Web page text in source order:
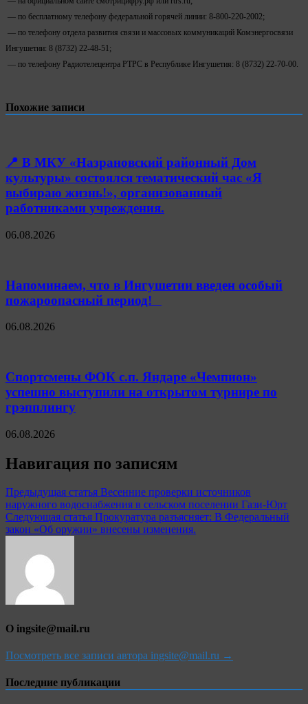
— по бесплатному телефону федеральной горячей линии: 8-800-220-2002;
— по телефону отдела развития связи и массовых коммуникаций Комэнергосвязи
Ингушетии: 8 (8732) 22-48-51;
— по телефону Радиотелецентра РТРС в Республике Ингушетия: 8 (8732) 22-70-00.
Похожие записи
📍 В МКУ «Назрановский районный Дом
культуры» состоялся тематический час «Я
выбираю жизнь!», организованный
работниками учреждения.
06.08.2026
Напоминаем, что в Ингушетии введен особый
пожароопасный период!⁣⁣⠀
06.08.2026
Спортсмены ФОК с.п. Яндаре «Чемпион»
успешно выступили на открытом турнире по
грэпплингу
06.08.2026
Навигация по записям
Предыдущая статья Весенние проверки источников
наружного водоснабжения в сельском поселении Гази-Юрт
Следующая статья Прокуратура разъясняет: В Федеральный
закон «Об оружии» внесены изменения.
О ingsite@mail.ru
Посмотреть все записи автора ingsite@mail.ru →
Последние публикации